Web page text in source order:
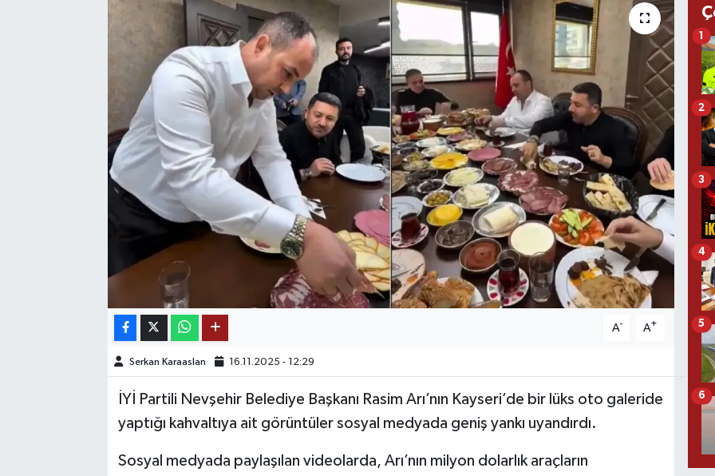
A- A+
Serkan Karaaslan 16.11.2025 - 12:29
İYİ Partili Nevşehir Belediye Başkanı Rasim Arı’nın Kayseri’de bir lüks oto galeride
yaptığı kahvaltıya ait görüntüler sosyal medyada geniş yankı uyandırdı.
Sosyal medyada paylaşılan videolarda, Arı’nın milyon dolarlık araçların
1
2
3
4
5
6
OTOMOTİV